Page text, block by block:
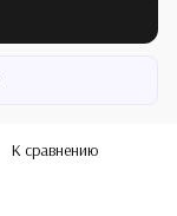
К сравнению